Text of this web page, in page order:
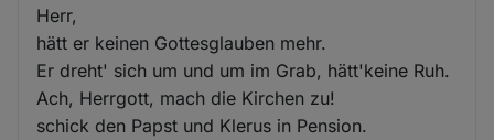
Herr,
hätt er keinen Gottesglauben mehr.
Er dreht' sich um und um im Grab, hätt'keine Ruh.
Ach, Herrgott, mach die Kirchen zu!
schick den Papst und Klerus in Pension.